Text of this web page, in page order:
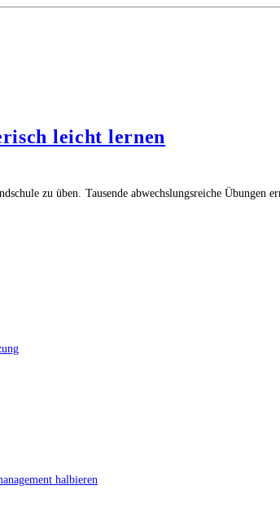
leicht lernen
zu üben. Tausende abwechslungsreiche
halbieren